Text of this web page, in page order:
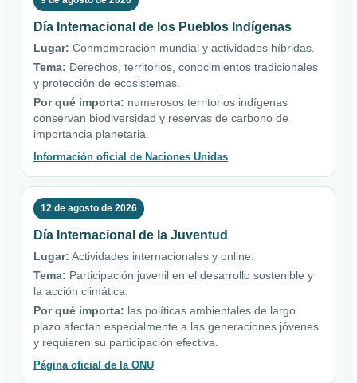
Día Internacional de los Pueblos Indígenas
Lugar: Conmemoración mundial y actividades híbridas.
Tema: Derechos, territorios, conocimientos tradicionales
y protección de ecosistemas.
Por qué importa: numerosos territorios indígenas
conservan biodiversidad y reservas de carbono de
importancia planetaria.
Información oficial de Naciones Unidas
12 de agosto de 2026
Día Internacional de la Juventud
Lugar: Actividades internacionales y online.
Tema: Participación juvenil en el desarrollo sostenible y
la acción climática.
Por qué importa: las políticas ambientales de largo
plazo afectan especialmente a las generaciones jóvenes
y requieren su participación efectiva.
Página oficial de la ONU